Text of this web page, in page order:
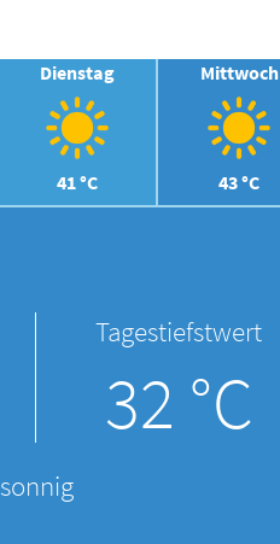
Dienstag
41 °C
Mittwoch
43 °C
Tagestiefstwert
32 °C
sonnig